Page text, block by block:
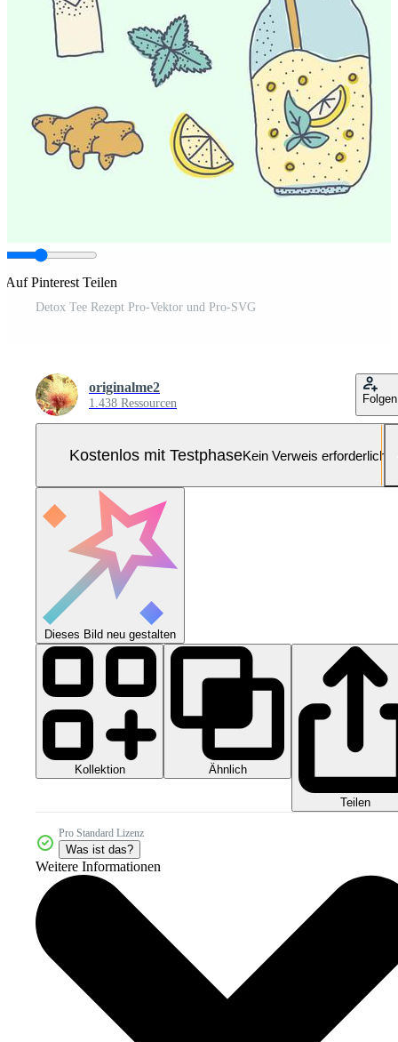
Auf Pinterest Teilen
Detox Tee Rezept Pro-Vektor und Pro-SVG
originalme2
1.438 Ressourcen Folgen
Kostenlos mit TestphaseKein Verweis erforderlich
Dieses Bild neu gestalten
Kollektion Ähnlich
Teilen
Pro Standard Lizenz
Was ist das?
Weitere Informationen